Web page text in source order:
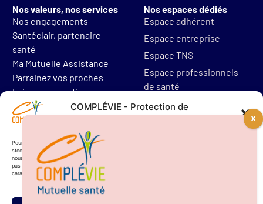
COMPLÉVIE - Protection de
Pour offrir les meilleures expériences, nous utilisons des technologies telles que les cookies pour
stocker et/ou accéder aux informations des appareils. Le fait de consentir à ces technologies
nous permettra de traiter des données telles que le comportement de navigation. Le fait de ne
pas consentir ou de retirer son consentement peut avoir un effet négatif sur certaines
caractéristiques et fonctions.
Nos valeurs, nos services
Nos engagements
Santéclair, partenaire
santé
Ma Mutuelle Assistance
Parrainez vos proches
Foire aux questions
Nos espaces dédiés
Espace adhérent
Espace entreprise
Espace TNS
Espace professionnels
de santé
Mentions légales
Protections des données